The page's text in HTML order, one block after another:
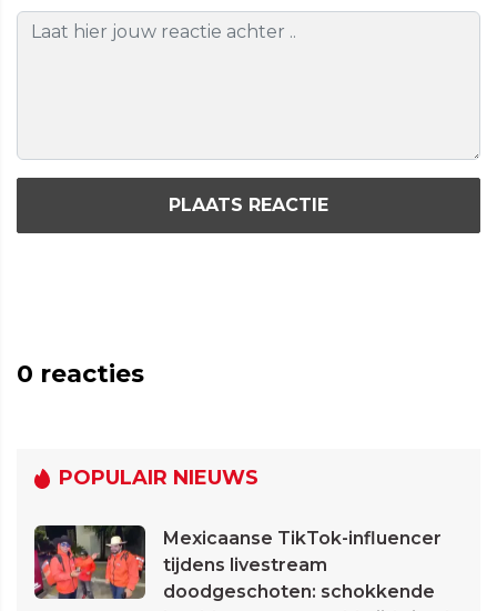
PLAATS REACTIE
0 reacties
POPULAIR NIEUWS
Mexicaanse TikTok-influencer
tijdens livestream
doodgeschoten: schokkende